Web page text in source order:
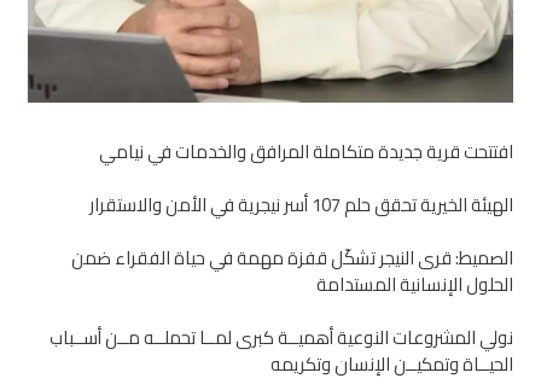
افتتحت قرية جديدة متكاملة المرافق والخدمات في نيامي
الهيئة الخيرية تحقق حلم 107 أسر نيجرية في الأمن والاستقرار
الصميط: قرى النيجر تشكّل قفزة مهمة في حياة الفقراء ضمن
الحلول الإنسانية المستدامة
نولي المشروعات النوعية أهميــة كبرى لمــا تحملــه مــن أســباب
الحيــاة وتمكيــن الإنسان وتكريمه